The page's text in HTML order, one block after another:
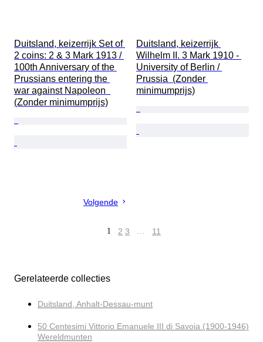
Duitsland, keizerrijk Set of
2 coins: 2 & 3 Mark 1913 /
100th Anniversary of the
Prussians entering the
war against Napoleon
(Zonder minimumprijs)
Duitsland, keizerrijk
Wilhelm II. 3 Mark 1910 -
University of Berlin /
Prussia  (Zonder
minimumprijs)
Volgende
1 2 3 … 11
Gerelateerde collecties
Duitsland, Anhalt-Dessau-munt
50 Centesimi Vittorio Emanuele III di Savoia (1900-1946)
Wereldmunten